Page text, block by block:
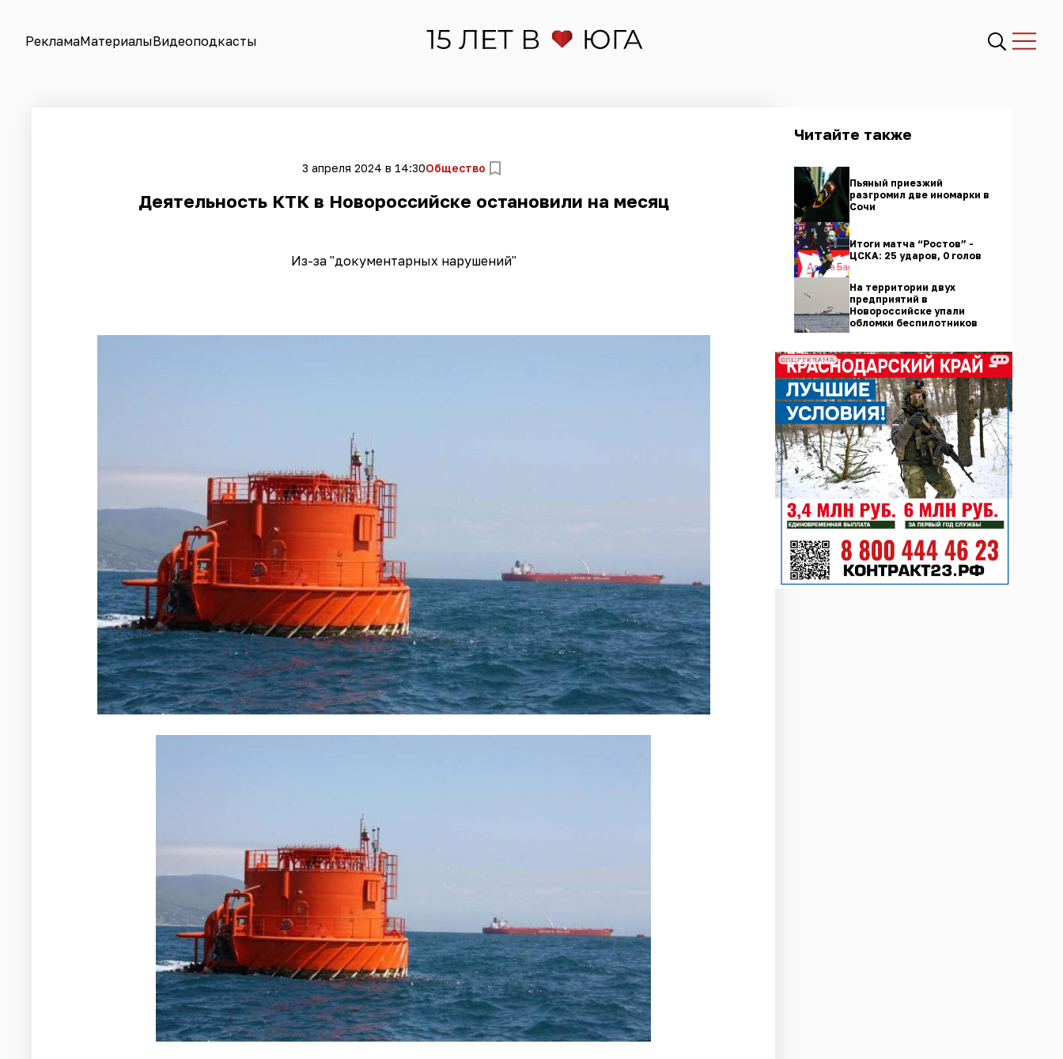
РекламаМатериалыВидеоподкасты
3 апреля 2024 в 14:30Общество
Деятельность КТК в Новороссийске остановили на месяц
Из-за "документарных нарушений"
Читайте также
Пьяный приезжий
разгромил две иномарки в
Сочи
Итоги матча “Ростов” -
ЦСКА: 25 ударов, 0 голов
На территории двух
предприятий в
Новороссийске упали
обломки беспилотников
СОЦРЕКЛАМА